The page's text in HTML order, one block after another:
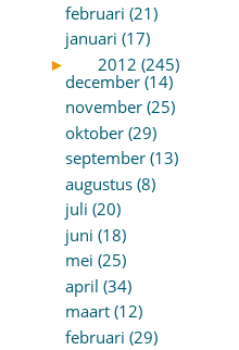
februari (21)
januari (17)
►
2012 (245)
december (14)
november (25)
oktober (29)
september (13)
augustus (8)
juli (20)
juni (18)
mei (25)
april (34)
maart (12)
februari (29)